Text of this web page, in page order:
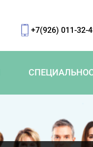
+7(926) 011-32-